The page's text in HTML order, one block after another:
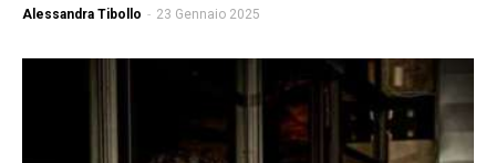
Alessandra Tibollo - 23 Gennaio 2025